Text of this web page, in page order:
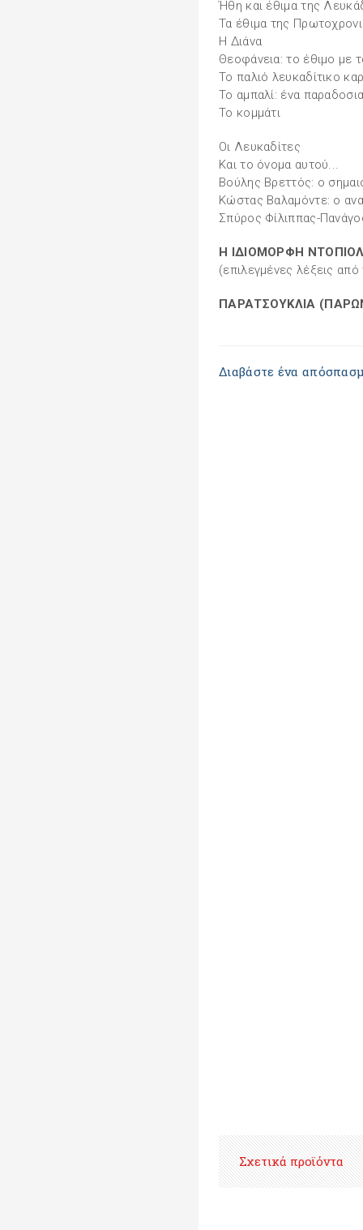
Ήθη και έθιμα της
Τα έθιμα της
Η Διάνα
Θεοφάνεια: το έθιμο με
Το παλιό λευκαδίτικο
To αμπαλί: ένα
Το κομμάτι
Οι Λευκαδίτες
Και το όνομα αυτού...
Βούλης Βρεττός: ο
Κώστας Βαλαμόντε: ο
Σπύρος Φίλιππας-
Η ΙΔΙΟΜΟΡΦΗ
(επιλεγμένες λέξεις
ΠΑΡΑΤΣΟΥΚΛΙΑ
Διαβάστε ένα
Σχετικά προϊόντα